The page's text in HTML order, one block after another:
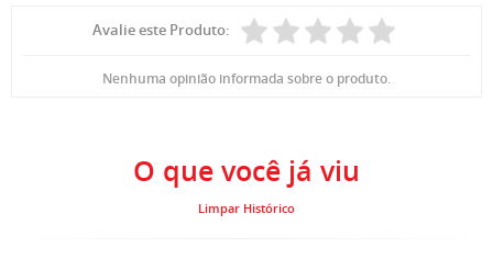
Avalie este Produto:
Nenhuma opinião informada sobre o produto.
O que você já viu
Limpar Histórico